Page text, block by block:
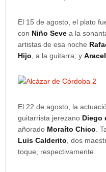
El 15 de agosto, el plato
con Niño Seve a la
artistas de esa noche
Hijo , a la guitarra; y
El 22 de agosto, la
guitarrista jerezano Diego
añorado Moraíto Chico .
Luis Calderito , dos
toque, respectivamente.